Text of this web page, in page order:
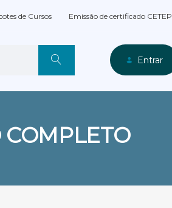
de Cursos Emissão de certificado CETEP
Entrar